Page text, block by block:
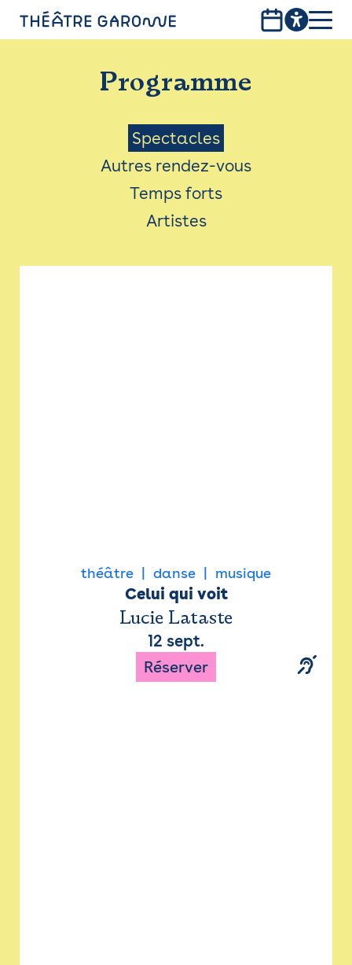
PROGRAMME
INFOS PRATIQUES
AVEC LES PUBLICS
ACCESSIBILITÉ
LES PRODUCTIONS
Programme
Menu
Saison
Spectacles
Autres rendez-vous
Temps forts
Artistes
théâtre danse musique
Celui qui voit
Lucie Lataste
12 sept.
Réserver